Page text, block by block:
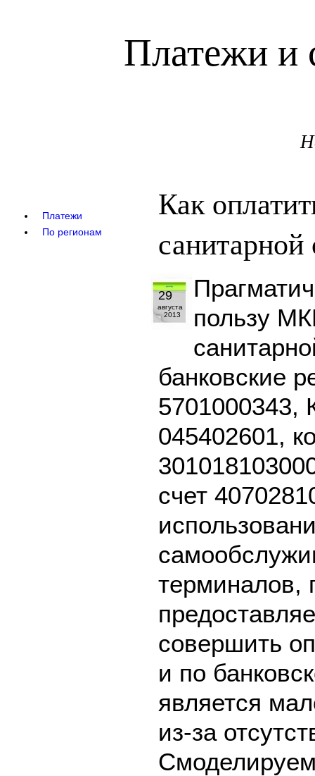
Платежи и
Платежи
По регионам
Как
санитарной
29
августа
2013
пользу
банковские
5701000343,
045402601,
счет
терминалов,
совершить
и по
является
из-за